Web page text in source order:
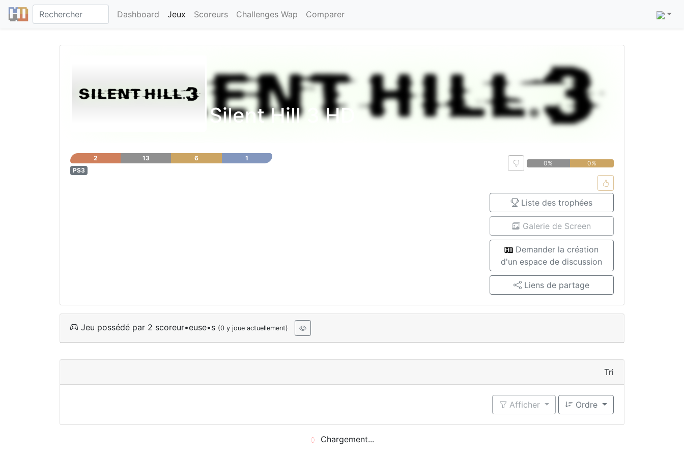
Dashboard Jeux Scoreurs Challenges Wap Comparer
Silent Hill 3 HD
2 13 6
1
PS3
0% 0%
Liste des trophées
Galerie de Screen
Demander la création
d'un espace de discussion
Liens de partage
Jeu possédé par 2 scoreur•euse•s (0 y joue actuellement)
Tri
Afficher Ordre
Chargement...